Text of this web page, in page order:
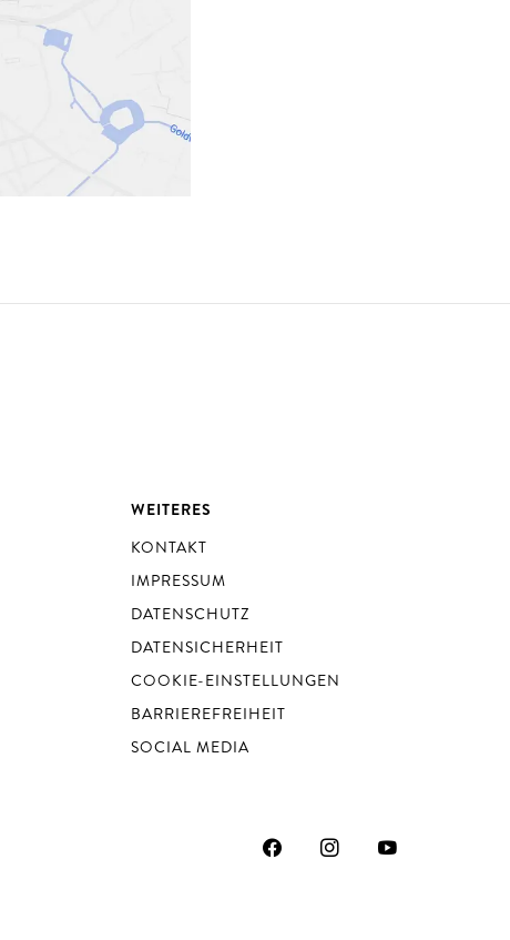
WEITERES
KONTAKT
IMPRESSUM
DATENSCHUTZ
DATENSICHERHEIT
COOKIE-EINSTELLUNGEN
BARRIEREFREIHEIT
SOCIAL MEDIA